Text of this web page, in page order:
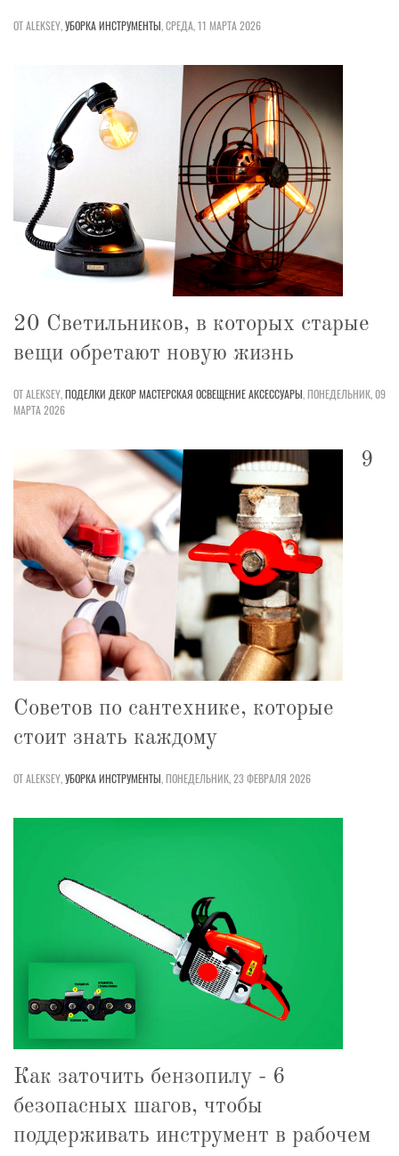
ОТ ALEKSEY,УБОРКАИНСТРУМЕНТЫ,СРЕДА, 11 МАРТА 2026
20 Светильников, в которых старые
вещи обретают новую жизнь
ОТ ALEKSEY,ПОДЕЛКИ ДЕКОРМАСТЕРСКАЯ ОСВЕЩЕНИЕАКСЕССУАРЫ,ПОНЕДЕЛЬНИК, 09
МАРТА 2026
9
Советов по сантехнике, которые
стоит знать каждому
ОТ ALEKSEY,УБОРКАИНСТРУМЕНТЫ,ПОНЕДЕЛЬНИК, 23 ФЕВРАЛЯ 2026
Как заточить бензопилу - 6
безопасных шагов, чтобы
поддерживать инструмент в рабочем